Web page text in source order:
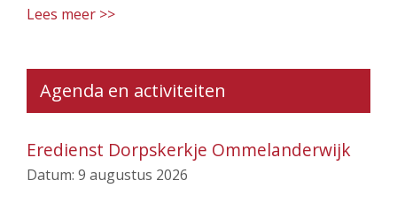
Lees meer >>
Agenda en activiteiten
Eredienst Dorpskerkje Ommelanderwijk
Datum: 9 augustus 2026